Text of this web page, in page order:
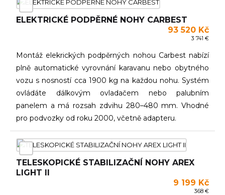
ELEKTRICKÉ PODPĚRNÉ NOHY CARBEST
93 520 Kč
3 741 €
Montáž elekrických podpěrných nohou Carbest nabízí
plně automatické vyrovnání karavanu nebo obytného
vozu s nosností cca 1900 kg na každou nohu. Systém
ovládáte dálkovým ovladačem nebo palubním
panelem a má rozsah zdvihu 280–480 mm. Vhodné
pro podvozky od roku 2000, včetně adapteru.
TELESKOPICKÉ STABILIZAČNÍ NOHY AREX
LIGHT II
9 199 Kč
368 €